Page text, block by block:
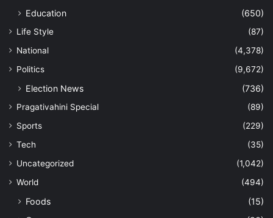
Education
(650)
Life Style
(87)
National
(4,378)
Politics
(9,672)
Election News (736)
Pragativahini Special
(89)
Sports
(229)
Tech
(35)
Uncategorized
(1,042)
World
(494)
Foods
(15)